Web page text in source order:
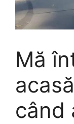
Mă
când